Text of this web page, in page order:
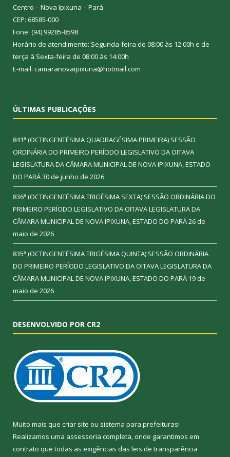
Centro – Nova Ipixuna – Pará
CEP: 68585-000
Fone: (94) 99285-8598
Horário de atendimento: Segunda-feira de 08:00 às 12:00h e de
terça à Sexta-feira de 08:00 às 14:00h
E-mail: camaranovaipixuna@hotmail.com
ÚLTIMAS PUBLICAÇÕES
841ª (OCTINGENTÉSIMA QUADRAGÉSIMA PRIMEIRA) SESSÃO
ORDINÁRIA DO PRIMEIRO PERÍODO LEGISLATIVO DA OITAVA
LEGISLATURA DA CÂMARA MUNICIPAL DE NOVA IPIXUNA, ESTADO
DO PARÁ30 de junho de 2026
836ª (OCTINGENTÉSIMA TRIGÉSIMA SEXTA) SESSÃO ORDINÁRIA DO
PRIMEIRO PERÍODO LEGISLATIVO DA OITAVA LEGISLATURA DA
CÂMARA MUNICIPAL DE NOVA IPIXUNA, ESTADO DO PARÁ26 de
maio de 2026
835ª (OCTINGENTÉSIMA TRIGÉSIMA QUINTA) SESSÃO ORDINÁRIA
DO PRIMEIRO PERÍODO LEGISLATIVO DA OITAVA LEGISLATURA DA
CÂMARA MUNICIPAL DE NOVA IPIXUNA, ESTADO DO PARÁ 19 de
maio de 2026
DESENVOLVIDO POR CR2
Muito mais que criar site ou sistema para prefeituras!
Realizamos uma assessoria completa, onde garantimos em
contrato que todas as exigências das leis de transparência